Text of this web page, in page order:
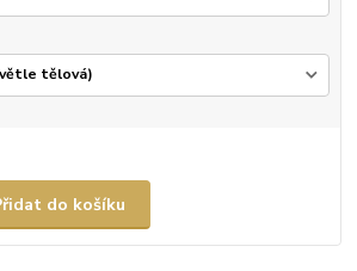
do košíku